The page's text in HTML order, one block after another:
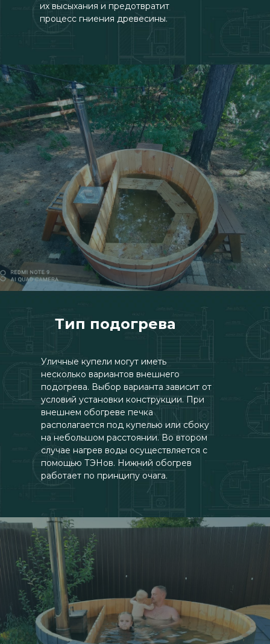
их высыхания и предотвратит
процесс гниения древесины.
Тип подогрева
Уличные купели могут иметь
несколько вариантов внешнего
подогрева. Выбор варианта зависит от
условий установки конструкции. При
внешнем обогреве печка
располагается под купелью или сбоку
на небольшом расстоянии. Во втором
случае нагрев воды осуществляется с
помощью ТЭНов. Нижний обогрев
работает по принципу очага.